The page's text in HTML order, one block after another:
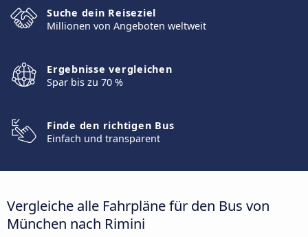
Suche dein Reiseziel
Millionen von Angeboten weltweit
Ergebnisse vergleichen
Spar bis zu 70 %
Finde den richtigen Bus
Einfach und transparent
Vergleiche alle Fahrpläne für den Bus von
München nach Rimini